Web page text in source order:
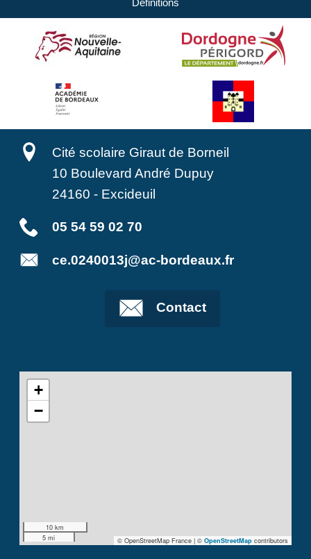
Définitions
Cité scolaire Giraut de Borneil
10 Boulevard André Dupuy
24160 - Excideuil
05 54 59 02 70
ce.0240013j@ac-bordeaux.fr
Contact
+
−
10 km
5 mi
© OpenStreetMap France | ©OpenStreetMap contributors